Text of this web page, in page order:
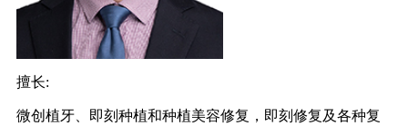
擅长:
微创植牙、即刻种植和种植美容修复，即刻修复及各种复